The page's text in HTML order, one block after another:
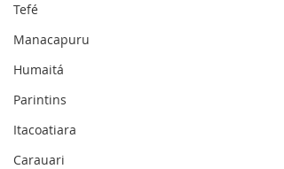
Tefé
Manacapuru
Humaitá
Parintins
Itacoatiara
Carauari